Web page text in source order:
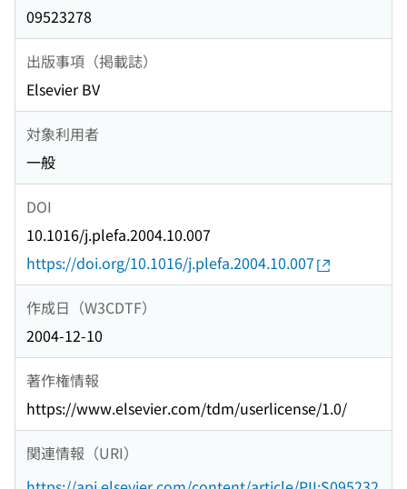
09523278
出版事項（掲載誌）
Elsevier BV
対象利用者
一般
DOI
10.1016/j.plefa.2004.10.007
https://doi.org/10.1016/j.plefa.2004.10.007
作成日（W3CDTF）
2004-12-10
著作権情報
https://www.elsevier.com/tdm/userlicense/1.0/
関連情報（URI）